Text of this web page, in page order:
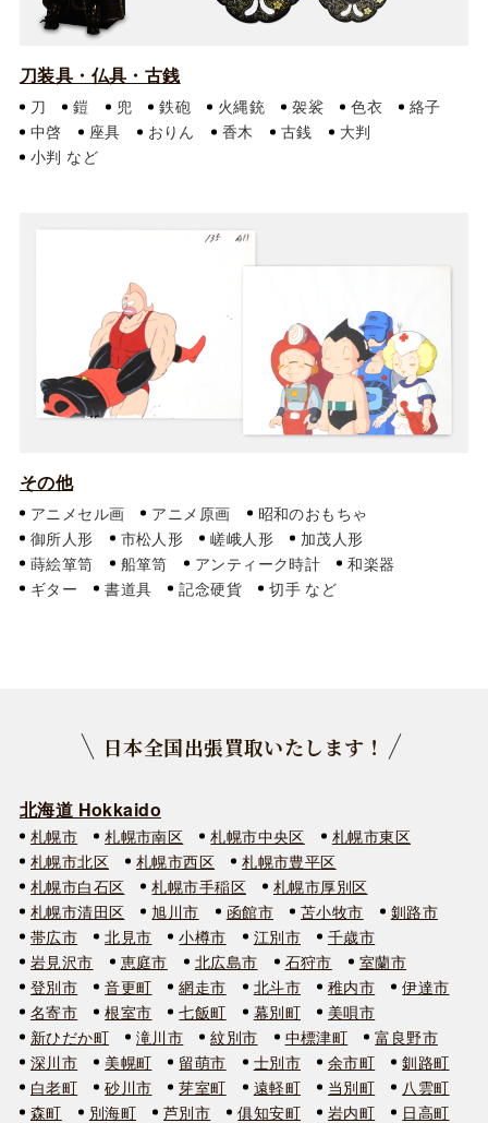
刀装具・仏具・古銭
刀 鎧 兜 鉄砲 火縄銃 袈裟 色衣
絡子
中啓
座具 おりん 香木 古銭
大判
小判
その他
アニメセル画 アニメ原画
昭和のおもちゃ
御所人形
市松人形 嵯峨人形
加茂人形
蒔絵箪笥
船箪笥 アンティーク時計
和楽器
ギター
書道具 記念硬貨 切手
日本全国出張買取いたします！
北海道 Hokkaido
札幌市 札幌市南区 札幌市中央区
札幌市東区
札幌市北区
札幌市西区
札幌市豊平区
札幌市白石区
札幌市手稲区
札幌市厚別区
札幌市清田区
旭川市 函館市 苫小牧市
釧路市
帯広市
北見市 小樽市 江別市
千歳市
岩見沢市
恵庭市 北広島市 石狩市
室蘭市
登別市
音更町 網走市 北斗市 稚内市
伊達市
名寄市
根室市 七飯町 幕別町
美唄市
新ひだか町
滝川市 紋別市 中標津町
富良野市
深川市
美幌町 留萌市 士別市 余市町
釧路町
白老町
砂川市 芽室町 遠軽町 当別町
八雲町
森町
別海町 芦別市 俱知安町 岩内町 日高町